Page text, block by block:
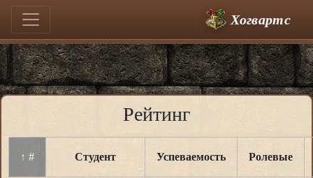
Хогвартс
Рейтинг
↑ # Студент Успеваемость Ролевые